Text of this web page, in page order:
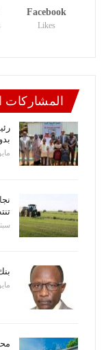
Facebook
Likes
المشاركات
مايو 11,
سبتمبر
مايو 29,